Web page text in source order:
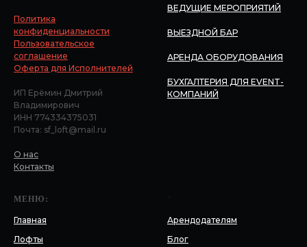
Политика
конфиденциальности
Пользовательское
соглашение
Оферта для Исполнителей
ИП Ерёмин Дмитрий
Владимирович
ИНН 774334375031
Почта: sf_loft@mail.ru
О нас
Контакты
ВЕДУЩИЕ МЕРОПРИЯТИЙ
ВЫЕЗДНОЙ БАР
АРЕНДА ОБОРУДОВАНИЯ
БУХГАЛТЕРИЯ ДЛЯ EVENT-
КОМПАНИЙ
МЕНЮ:
Главная
Лофты
Арендодателям
Блог